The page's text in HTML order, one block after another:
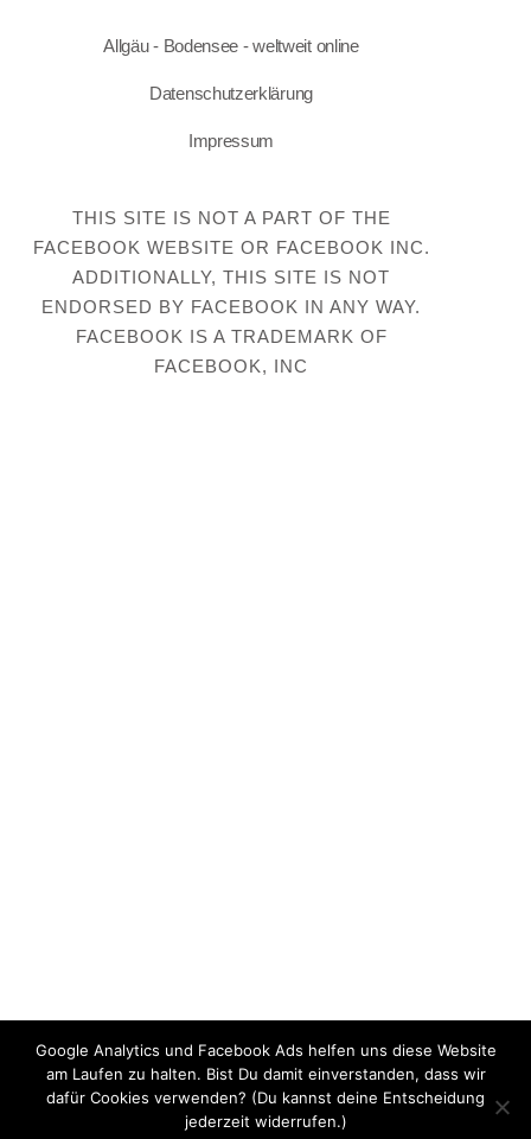
Allgäu - Bodensee - weltweit online
Datenschutzerklärung
Impressum
THIS SITE IS NOT A PART OF THE
FACEBOOK WEBSITE OR FACEBOOK INC.
ADDITIONALLY, THIS SITE IS NOT
ENDORSED BY FACEBOOK IN ANY WAY.
FACEBOOK IS A TRADEMARK OF
FACEBOOK, INC
Google Analytics und Facebook Ads helfen uns diese Website
am Laufen zu halten. Bist Du damit einverstanden, dass wir
dafür Cookies verwenden? (Du kannst deine Entscheidung
jederzeit widerrufen.)